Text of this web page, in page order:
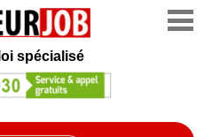
spécialisé